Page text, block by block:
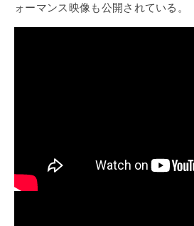
ォーマンス映像も公開されている。